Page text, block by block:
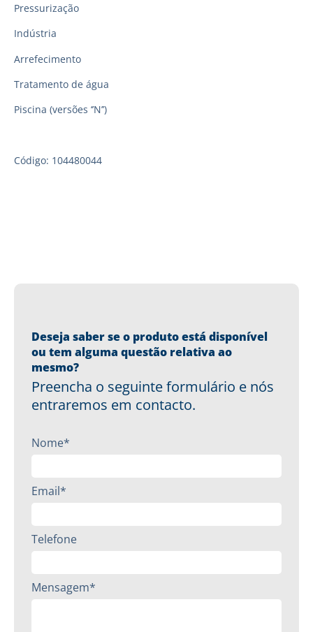
Pressurização
Indústria
Arrefecimento
Tratamento de água
Piscina (versões ‘’N’’)
Código: 104480044
Deseja saber se o produto está disponível
ou tem alguma questão relativa ao
mesmo?
Preencha o seguinte formulário e nós
entraremos em contacto.
Nome*
Email*
Telefone
Mensagem*